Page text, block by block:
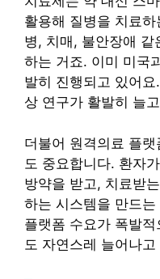
활용해 질병을 치료
병, 치매, 불안장애 같
하는 거죠. 이미 미국
발히 진행되고 있어
상 연구가 활발히 늘
더불어 원격의료 플
도 중요합니다. 환자
방약을 받고, 치료받
하는 시스템을 만드
플랫폼 수요가 폭발
도 자연스레 늘어나고